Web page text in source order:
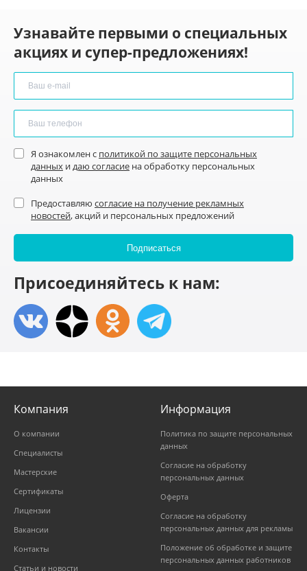
Узнавайте первыми о специальных
акциях и супер-предложениях!
Я ознакомлен с политикой по защите персональных
данных идаю согласие на обработку персональных
данных
Предоставляю согласие на получение рекламных
новостей, акций и персональных предложений
Присоединяйтесь к нам:
Компания
О компании
Специалисты
Мастерские
Сертификаты
Лицензии
Вакансии
Контакты
Статьи и новости
Информация
Политика по защите персональных
данных
Согласие на обработку
персональных данных
Оферта
Согласие на обработку
персональных данных для рекламы
Положение об обработке и защите
персональных данных работников